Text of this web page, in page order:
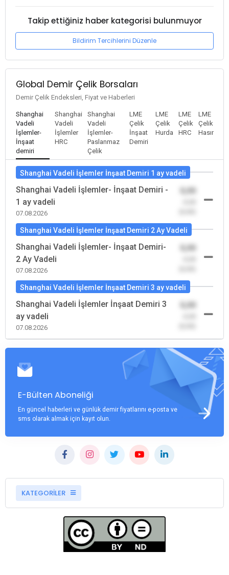
Takip ettiğiniz haber kategorisi bulunmuyor
Bildirim Tercihlerini Düzenle
Global Demir Çelik Borsaları
Demir Çelik Endeksleri, Fiyat ve Haberleri
Shanghai
Vadeli
İşlemler-
İnşaat
demiri
Shanghai
Vadeli
İşlemler
HRC
Shanghai
Vadeli
İşlemler-
Paslanmaz
Çelik
LME
Çelik
İnşaat
Demiri
LME
Çelik
Hurda
LME
Çelik
HRC
LME
Çelik
Hasır
Shanghai Vadeli İşlemler İnşaat Demiri 1 ay vadeli
Shanghai Vadeli İşlemler- İnşaat Demiri -
1 ay vadeli
07.08.2026
0,00
Shanghai Vadeli İşlemler İnşaat Demiri 2 Ay Vadeli
Shanghai Vadeli İşlemler- İnşaat Demiri-
2 Ay Vadeli
07.08.2026
0,00
Shanghai Vadeli İşlemler İnşaat Demiri 3 ay vadeli
Shanghai Vadeli İşlemler İnşaat Demiri 3
ay vadeli
07.08.2026
0,00
E-Bülten Aboneliği
En güncel haberleri ve günlük demir fiyatlarını e-posta ve
sms olarak almak için kayıt olun.
KATEGORİLER